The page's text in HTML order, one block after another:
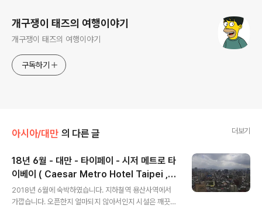
개구쟁이 태즈의 여행이야기
개구쟁이 태즈의 여행이야기
구독하기
아시아/대만 의 다른 글 더보기
18년 6월 - 대만 - 타이페이 - 시저 메트로 타
이베이 ( Caesar Metro Hotel Taipei ,
凱達大飯店 )
2018년 6월에 숙박하였습니다. 지하쳘역 용산사역에서
가깝습니다. 오픈한지 얼마되지 않아서인지 시설은 깨끗하